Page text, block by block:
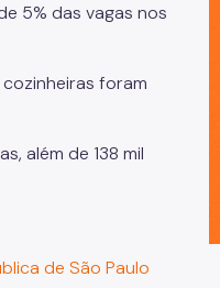
5% das vagas nos
foram
além de 138 mil
de São Paulo